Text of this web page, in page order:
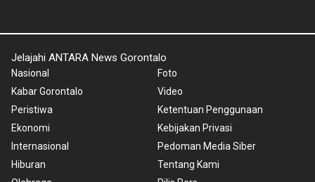
Jelajahi ANTARA News Gorontalo
Nasional
Kabar Gorontalo
Peristiwa
Ekonomi
Internasional
Hiburan
Foto
Video
Ketentuan Penggunaan
Kebijakan Privasi
Pedoman Media Siber
Tentang Kami